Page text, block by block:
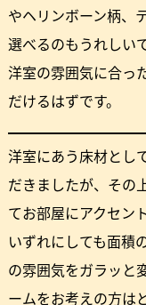
やヘリンボーン柄、
選べるのもうれしい
洋室の雰囲気に合っ
だけるはずです。
洋室にあう床材とし
だきましたが、その
てお部屋にアクセン
いずれにしても面積
の雰囲気をガラッと
ームをお考えの方は